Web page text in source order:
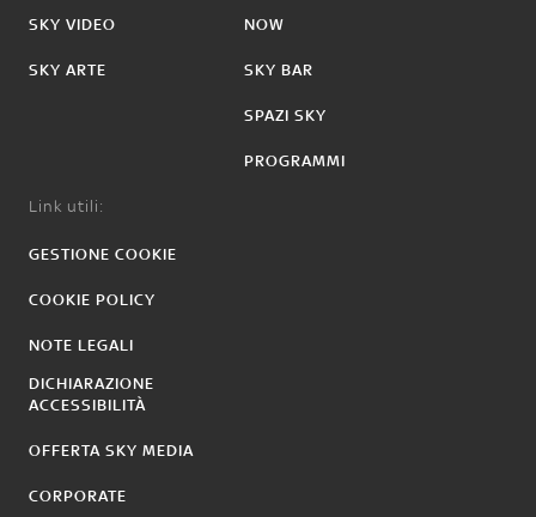
SKY VIDEO
SKY ARTE
NOW
SKY BAR
SPAZI SKY
PROGRAMMI
Link utili:
GESTIONE COOKIE
COOKIE POLICY
NOTE LEGALI
DICHIARAZIONE
ACCESSIBILITÀ
OFFERTA SKY MEDIA
CORPORATE